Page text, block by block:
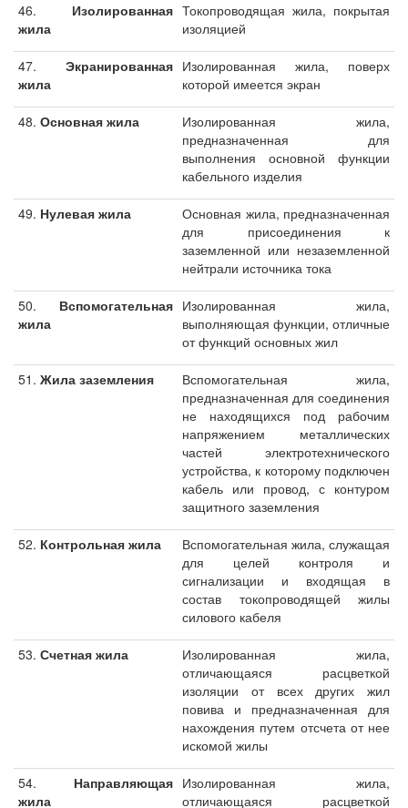
46. Изолированная
жила
Токопроводящая жила, покрытая
изоляцией
47. Экранированная
жила
Изолированная жила, поверх
которой имеется экран
48. Основная жила
Изолированная жила,
предназначенная для
выполнения основной функции
кабельного изделия
49. Нулевая жила
Основная жила, предназначенная
для присоединения к
заземленной или незаземленной
нейтрали источника тока
50. Вспомогательная
жила
Изолированная жила,
выполняющая функции, отличные
от функций основных жил
51. Жила заземления
Вспомогательная жила,
предназначенная для соединения
не находящихся под рабочим
напряжением металлических
частей электротехнического
устройства, к которому подключен
кабель или провод, с контуром
защитного заземления
52. Контрольная жила
Вспомогательная жила, служащая
для целей контроля и
сигнализации и входящая в
состав токопроводящей жилы
силового кабеля
53. Счетная жила
Изолированная жила,
отличающаяся расцветкой
изоляции от всех других жил
повива и предназначенная для
нахождения путем отсчета от нее
искомой жилы
54. Направляющая
жила
Изолированная жила,
отличающаяся расцветкой